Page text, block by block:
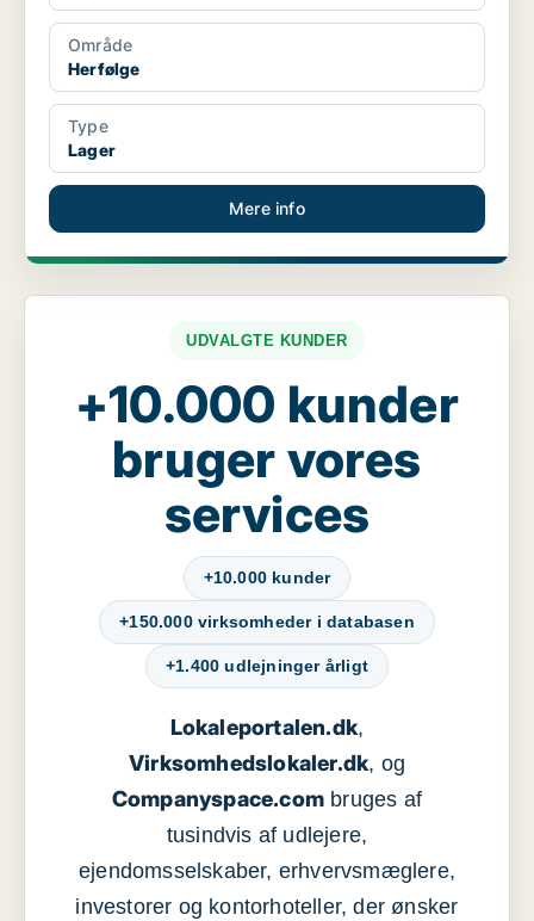
Område
Herfølge
Type
Lager
Mere info
UDVALGTE KUNDER
+10.000 kunder
bruger vores
services
+10.000 kunder
+150.000 virksomheder i databasen
+1.400 udlejninger årligt
Lokaleportalen.dk,
Virksomhedslokaler.dk, og
Companyspace.com bruges af
tusindvis af udlejere,
ejendomsselskaber, erhvervsmæglere,
investorer og kontorhoteller, der ønsker